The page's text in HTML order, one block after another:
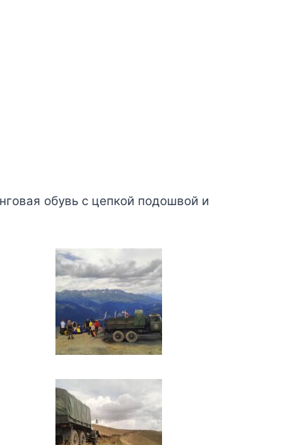
обувь с цепкой подошвой и